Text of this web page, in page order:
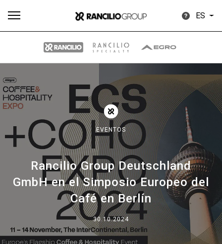
ES
EVENTOS
Rancilio Group Deutschland
GmbH en el Simposio Europeo del
Café en Berlín
30.10.2024
Todos Productos Noticias Descargar Más
Our brands
Noticias